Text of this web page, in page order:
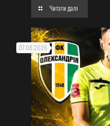
Читати далі
07.08.2026